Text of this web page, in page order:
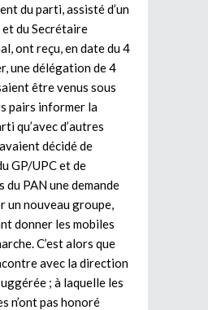
du parti, assisté d’un
du Secrétaire
ont reçu, en date du 4
une délégation de 4
être venus sous
pairs informer la
qu’avec d’autres
décidé de
GP/UPC et de
du PAN une demande
un nouveau groupe,
donner les mobiles
C’est alors que
avec la direction
; à laquelle les
n’ont pas honoré